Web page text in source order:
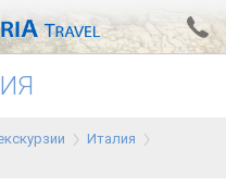
Проверка на резервация
Италия